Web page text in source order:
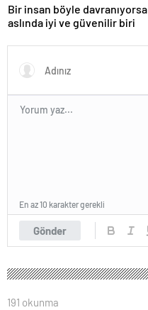
Bir insan böyle davranıyorsa
aslında iyi ve güvenilir biri
Gönder
En az 10 karakter gerekli
191 okunma